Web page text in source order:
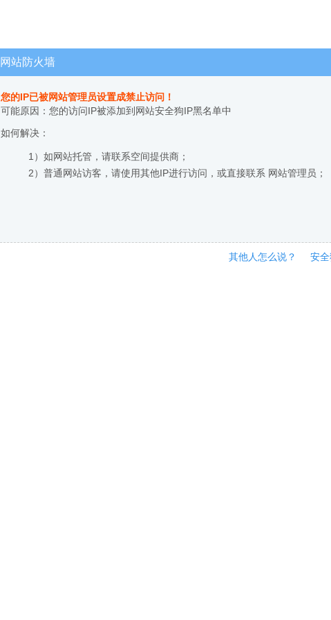
网站防火墙
您的IP已被网站管理员设置成禁止访问！
可能原因：您的访问IP被添加到网站安全狗IP黑名单中
如何解决：
1）如网站托管，请联系空间提供商；
2）普通网站访客，请使用其他IP进行访问，或直接联系 网站管理员；
其他人怎么说？ 安